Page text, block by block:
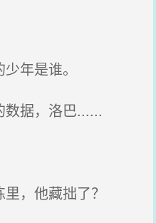
年是谁。
据，洛巴......
，他藏拙了？